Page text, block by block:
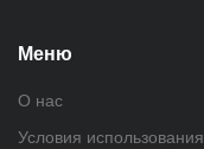
Меню
О нас
Условия использования